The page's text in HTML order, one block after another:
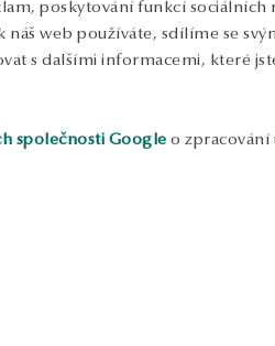
poskytování funkcí
web používáte, sdílíme se
s dalšími informacemi, které
společnosti Google o zpracování